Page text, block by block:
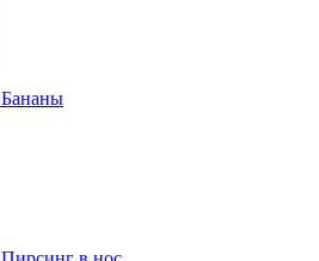
Бананы